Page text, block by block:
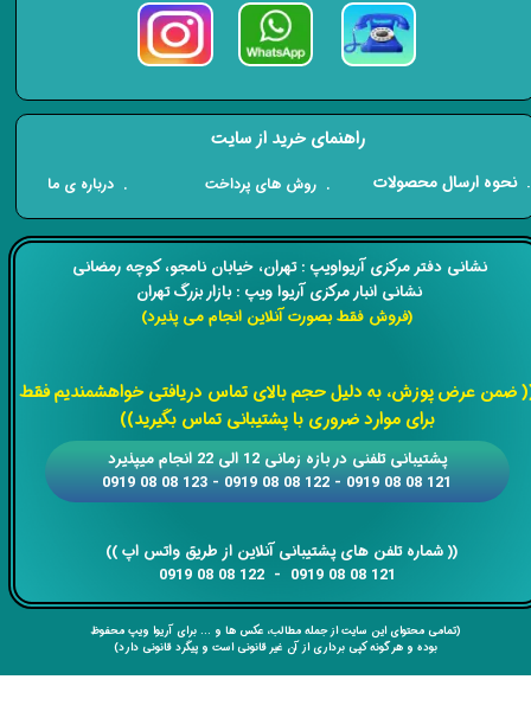
​​نشانی دفتر مرکزی آریواویپ : تهران، خیابان نامجو،کوچه رمضانی
نشانی انبار مرکزی آریوا ویپ : بازار بزرگ تهران
(فروش فقط بصورت آنلاین انجام می پذیرد)
ضمن عرض پوزش، به دلیل حجم بالای تماس دریافتی خواهشمندیم فقط
برای موارد ضروری با پشتیبانی تماس بگیرید))
​​​​​​​​​​​​​​(( ​​​​​​​شماره تلفن های پشتیبانی آنلاین از طریق واتس اپ ))
​​​​​​​121 08 08 0919 - 122 08 08 0919
​​پشتیبانی تلفنی در بازه زمانی 12 الی 22 انجام میپذیرد
121 08 08 0919 - 122 08 08 0919 - 123 08 08 0919
(تمامی محتوای این سایت از جمله مطالب، عکس ها و ... برای آریوا ویپ محفوظ
بوده و هر گونه کپی برداری از آن غیر قانونی است و پیگرد قانونی دارد)
راهنمای خرید از سایت
​. نحوه ارسال محصولات . روش های پرداخت . درباره ی ما